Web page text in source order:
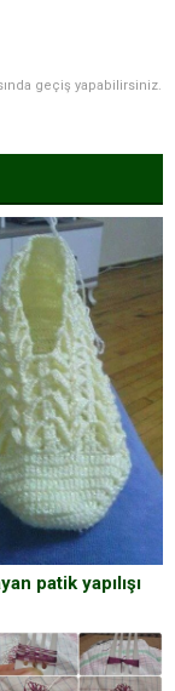
geçiş yapabilirsiniz.
patik yapılışı